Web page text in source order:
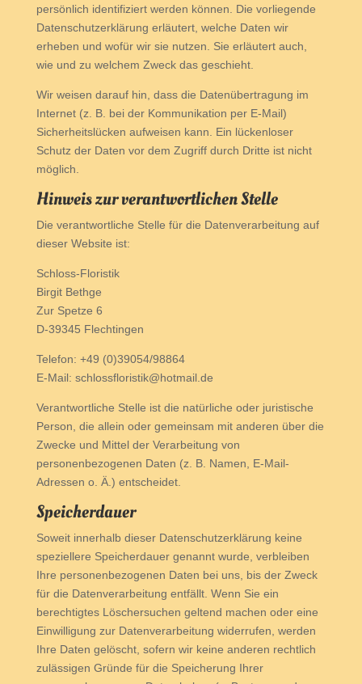
persönlich identifiziert werden können. Die vorliegende
Datenschutzerklärung erläutert, welche Daten wir
erheben und wofür wir sie nutzen. Sie erläutert auch,
wie und zu welchem Zweck das geschieht.
Wir weisen darauf hin, dass die Datenübertragung im
Internet (z. B. bei der Kommunikation per E-Mail)
Sicherheitslücken aufweisen kann. Ein lückenloser
Schutz der Daten vor dem Zugriff durch Dritte ist nicht
möglich.
Hinweis zur verantwortlichen Stelle
Die verantwortliche Stelle für die Datenverarbeitung auf
dieser Website ist:
Schloss-Floristik
Birgit Bethge
Zur Spetze 6
D-39345 Flechtingen
Telefon: +49 (0)39054/98864
E-Mail: schlossfloristik@hotmail.de
Verantwortliche Stelle ist die natürliche oder juristische
Person, die allein oder gemeinsam mit anderen über die
Zwecke und Mittel der Verarbeitung von
personenbezogenen Daten (z. B. Namen, E-Mail-
Adressen o. Ä.) entscheidet.
Speicherdauer
Soweit innerhalb dieser Datenschutzerklärung keine
speziellere Speicherdauer genannt wurde, verbleiben
Ihre personenbezogenen Daten bei uns, bis der Zweck
für die Datenverarbeitung entfällt. Wenn Sie ein
berechtigtes Löschersuchen geltend machen oder eine
Einwilligung zur Datenverarbeitung widerrufen, werden
Ihre Daten gelöscht, sofern wir keine anderen rechtlich
zulässigen Gründe für die Speicherung Ihrer